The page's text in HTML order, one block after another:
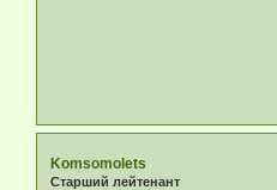
Komsomolets
Старший лейтенант